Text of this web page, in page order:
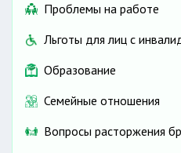
Проблемы на работе
Льготы для лиц с
Образование
Семейные отношения
Вопросы расторжения